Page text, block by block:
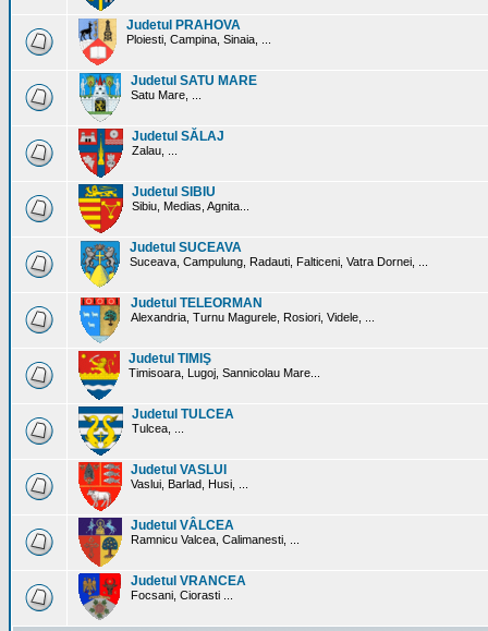
Judetul PRAHOVA
Ploiesti, Campina, Sinaia, ...
Judetul SATU MARE
Satu Mare, ...
Judetul SĂLAJ
Zalau, ...
Judetul SIBIU
Sibiu, Medias, Agnita...
Judetul SUCEAVA
Suceava, Campulung, Radauti, Falticeni, Vatra Dornei, ...
Judetul TELEORMAN
Alexandria, Turnu Magurele, Rosiori, Videle, ...
Judetul TIMIŞ
Timisoara, Lugoj, Sannicolau Mare...
Judetul TULCEA
Tulcea, ...
Judetul VASLUI
Vaslui, Barlad, Husi, ...
Judetul VÂLCEA
Ramnicu Valcea, Calimanesti, ...
Judetul VRANCEA
Focsani, Ciorasti ...